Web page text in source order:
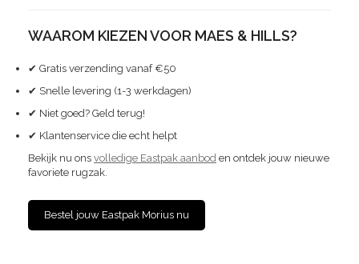
WAAROM KIEZEN VOOR MAES & HILLS?
✔ Gratis verzending vanaf €50
✔ Snelle levering (1-3 werkdagen)
✔ Niet goed? Geld terug!
✔ Klantenservice die echt helpt
Bekijk nu ons volledige Eastpak aanbod en ontdek jouw nieuwe
favoriete rugzak.
Bestel jouw Eastpak Morius nu